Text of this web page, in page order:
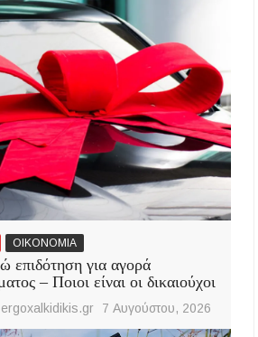
ΟΙΚΟΝΟΜΙΑ
επιδότηση για αγορά
– Ποιοι είναι οι δικαιούχοι
ergoxalkidikis.gr 7 Αυγούστου, 2026